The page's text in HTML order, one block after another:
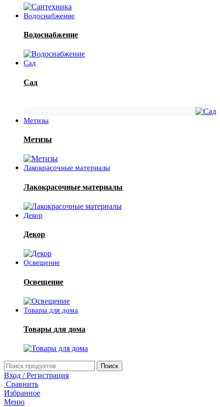
Водоснабжение
Водоснабжение
Сад
Сад
Метизы
Метизы
Лакокрасочные материалы
Лакокрасочные материалы
Декор
Декор
Освещение
Освещение
Товары для дома
Товары для дома
Поиск
Вход / Регистрация
Сравнить
Избранное
Меню